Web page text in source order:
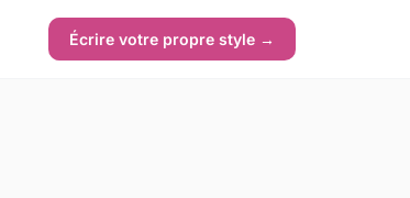
Écrire votre propre style →